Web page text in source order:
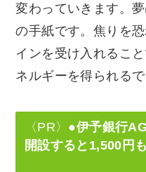
変わっていきます。
の手紙です。焦りを
インを受け入れるこ
ネルギーを得られるで
〈PR〉 ●伊予銀行
開設すると1,500円